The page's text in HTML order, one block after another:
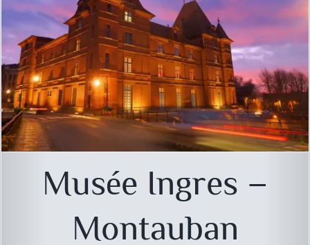
Musée Ingres –
Montauban